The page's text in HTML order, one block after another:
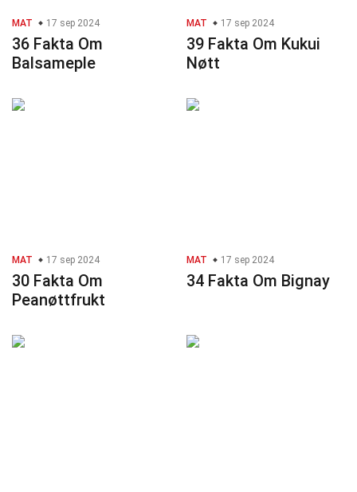
MAT 17 sep 2024
36 Fakta Om
Balsameple
MAT 17 sep 2024
39 Fakta Om Kukui
Nøtt
MAT 17 sep 2024
30 Fakta Om
Peanøttfrukt
MAT 17 sep 2024
34 Fakta Om Bignay